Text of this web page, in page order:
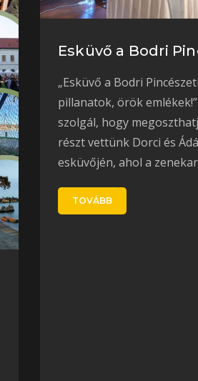
Esküvő a Bodri
„Esküvő a Bodri
pillanatok, örök
szolgál, hogy
részt vettünk Dorci és
esküvőjén, ahol a
TOVÁBB